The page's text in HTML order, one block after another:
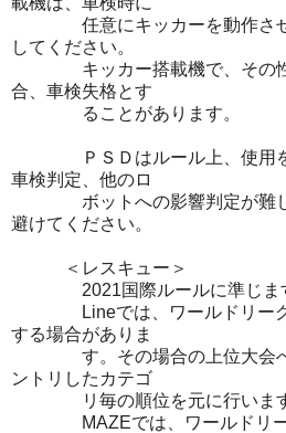
任意にキッカーを動作させ
してください。
キッカー搭載機で、その性
合、車検失格とす
ることがあります。
ＰＳＤはルール上、使用を
車検判定、他のロ
ボットへの影響判定が難し
避けてください。
＜レスキュー＞
2021国際ルールに準じま
Lineでは、ワールドリーグ
する場合がありま
す。その場合の上位大会へ
ントリしたカテゴ
リ毎の順位を元に行います
MAZEでは、ワールドリー